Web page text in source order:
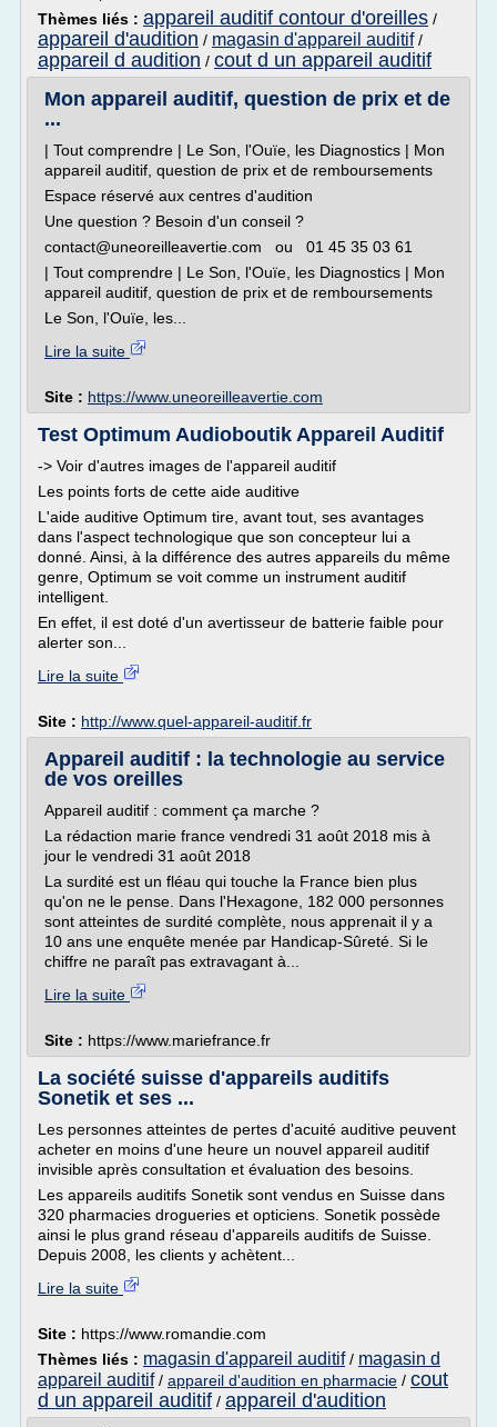
Thèmes liés : appareil auditif contour d'oreilles /
appareil d'audition / magasin d'appareil auditif/
appareil d audition / cout d un appareil auditif
Mon appareil auditif, question de prix et de
...
| Tout comprendre | Le Son, l'Ouïe, les Diagnostics | Mon
appareil auditif, question de prix et de remboursements
Espace réservé aux centres d'audition
Une question ? Besoin d'un conseil ?
contact@uneoreilleavertie.com ou 01 45 35 03 61
| Tout comprendre | Le Son, l'Ouïe, les Diagnostics | Mon
appareil auditif, question de prix et de remboursements
Le Son, l'Ouïe, les...
Lire la suite
Site : https://www.uneoreilleavertie.com
Test Optimum Audioboutik Appareil Auditif
-> Voir d'autres images de l'appareil auditif
Les points forts de cette aide auditive
L'aide auditive Optimum tire, avant tout, ses avantages
dans l'aspect technologique que son concepteur lui a
donné. Ainsi, à la différence des autres appareils du même
genre, Optimum se voit comme un instrument auditif
intelligent.
En effet, il est doté d'un avertisseur de batterie faible pour
alerter son...
Lire la suite
Site : http://www.quel-appareil-auditif.fr
Appareil auditif : la technologie au service
de vos oreilles
Appareil auditif : comment ça marche ?
La rédaction marie france vendredi 31 août 2018 mis à
jour le vendredi 31 août 2018
La surdité est un fléau qui touche la France bien plus
qu'on ne le pense. Dans l'Hexagone, 182 000 personnes
sont atteintes de surdité complète, nous apprenait il y a
10 ans une enquête menée par Handicap-Sûreté. Si le
chiffre ne paraît pas extravagant à...
Lire la suite
Site : https://www.mariefrance.fr
La société suisse d'appareils auditifs
Sonetik et ses ...
Les personnes atteintes de pertes d'acuité auditive peuvent
acheter en moins d'une heure un nouvel appareil auditif
invisible après consultation et évaluation des besoins.
Les appareils auditifs Sonetik sont vendus en Suisse dans
320 pharmacies drogueries et opticiens. Sonetik possède
ainsi le plus grand réseau d'appareils auditifs de Suisse.
Depuis 2008, les clients y achètent...
Lire la suite
Site : https://www.romandie.com
Thèmes liés : magasin d'appareil auditif/ magasin d
appareil auditif/ appareil d'audition en pharmacie / cout
d un appareil auditif / appareil d'audition